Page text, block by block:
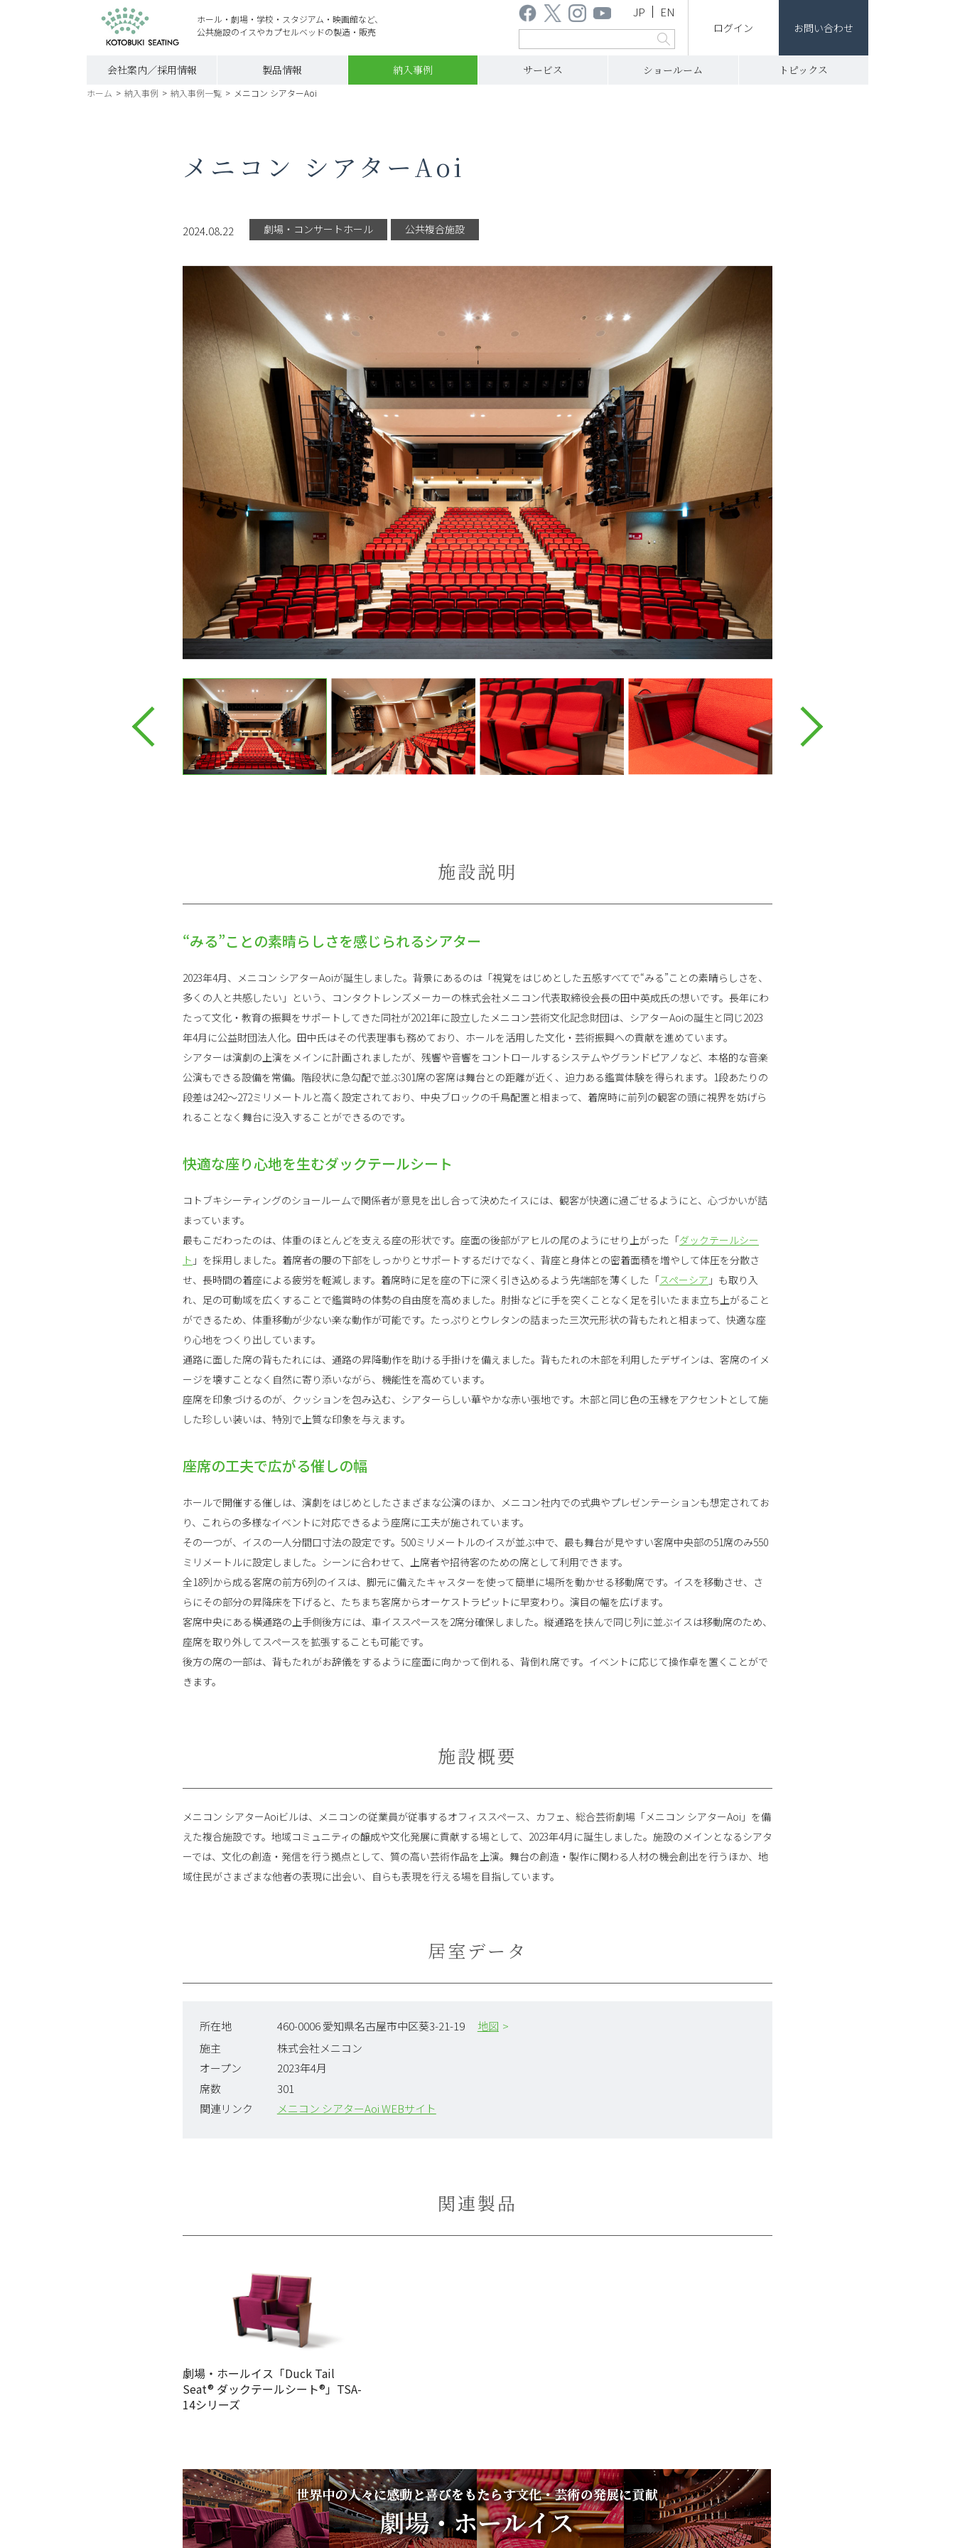
ホール・劇場・学校・スタジアム・映画館など、
公共施設のイスやカプセルベッドの製造・販売
ログイン お問い合わせ
JP EN
会社案内／採用情報 製品情報 納入事例 サービス ショールーム トピックス
ホーム > 納入事例 > 納入事例一覧 > メニコン シアターAoi
メニコン シアターAoi
2024.08.22 劇場・コンサートホール 公共複合施設
施設説明
“みる”ことの素晴らしさを感じられるシアター
2023年4月、メニコン シアターAoiが誕生しました。背景にあるのは「視覚をはじめとした五感すべてで“みる”ことの素晴らしさを、
多くの人と共感したい」という、コンタクトレンズメーカーの株式会社メニコン代表取締役会長の田中英成氏の想いです。長年にわ
たって文化・教育の振興をサポートしてきた同社が2021年に設立したメニコン芸術文化記念財団は、シアターAoiの誕生と同じ2023
年4月に公益財団法人化。田中氏はその代表理事も務めており、ホールを活用した文化・芸術振興への貢献を進めています。
シアターは演劇の上演をメインに計画されましたが、残響や音響をコントロールするシステムやグランドピアノなど、本格的な音楽
公演もできる設備を常備。階段状に急勾配で並ぶ301席の客席は舞台との距離が近く、迫力ある鑑賞体験を得られます。1段あたりの
段差は242～272ミリメートルと高く設定されており、中央ブロックの千鳥配置と相まって、着席時に前列の観客の頭に視界を妨げら
れることなく舞台に没入することができるのです。
快適な座り心地を生むダックテールシート
コトブキシーティングのショールームで関係者が意見を出し合って決めたイスには、観客が快適に過ごせるようにと、心づかいが詰
まっています。
最もこだわったのは、体重のほとんどを支える座の形状です。座面の後部がアヒルの尾のようにせり上がった「ダックテールシー
ト 」を採用しました。着席者の腰の下部をしっかりとサポートするだけでなく、背座と身体との密着面積を増やして体圧を分散さ
せ、長時間の着座による疲労を軽減します。着席時に足を座の下に深く引き込めるよう先端部を薄くした「スペーシア 」も取り入
れ、足の可動域を広くすることで鑑賞時の体勢の自由度を高めました。肘掛などに手を突くことなく足を引いたまま立ち上がること
ができるため、体重移動が少ない楽な動作が可能です。たっぷりとウレタンの詰まった三次元形状の背もたれと相まって、快適な座
り心地をつくり出しています。
通路に面した席の背もたれには、通路の昇降動作を助ける手掛けを備えました。背もたれの木部を利用したデザインは、客席のイメ
ージを壊すことなく自然に寄り添いながら、機能性を高めています。
座席を印象づけるのが、クッションを包み込む、シアターらしい華やかな赤い張地です。木部と同じ色の玉縁をアクセントとして施
した珍しい装いは、特別で上質な印象を与えます。
座席の工夫で広がる催しの幅
ホールで開催する催しは、演劇をはじめとしたさまざまな公演のほか、メニコン社内での式典やプレゼンテーションも想定されてお
り、これらの多様なイベントに対応できるよう座席に工夫が施されています。
その一つが、イスの一人分間口寸法の設定です。500ミリメートルのイスが並ぶ中で、最も舞台が見やすい客席中央部の51席のみ550
ミリメートルに設定しました。シーンに合わせて、上席者や招待客のための席として利用できます。
全18列から成る客席の前方6列のイスは、脚元に備えたキャスターを使って簡単に場所を動かせる移動席です。イスを移動させ、さ
らにその部分の昇降床を下げると、たちまち客席からオーケストラピットに早変わり。演目の幅を広げます。
客席中央にある横通路の上手側後方には、車イススペースを2席分確保しました。縦通路を挟んで同じ列に並ぶイスは移動席のため、
座席を取り外してスペースを拡張することも可能です。
後方の席の一部は、背もたれがお辞儀をするように座面に向かって倒れる、背倒れ席です。イベントに応じて操作卓を置くことがで
きます。
施設概要
メニコン シアターAoiビルは、メニコンの従業員が従事するオフィススペース、カフェ、総合芸術劇場「メニコン シアターAoi」を備
えた複合施設です。地域コミュニティの醸成や文化発展に貢献する場として、2023年4月に誕生しました。施設のメインとなるシアタ
ーでは、文化の創造・発信を行う拠点として、質の高い芸術作品を上演。舞台の創造・製作に関わる人材の機会創出を行うほか、地
域住民がさまざまな他者の表現に出会い、自らも表現を行える場を目指しています。
居室データ
所在地 460-0006 愛知県名古屋市中区葵3-21-19
地図
施主
株式会社メニコン
オープン
2023年4月
席数
301
関連リンク
メニコン シアターAoi WEBサイト
関連製品
劇場・ホールイス「Duck Tail
Seat® ダックテールシート®」TSA-
14シリーズ